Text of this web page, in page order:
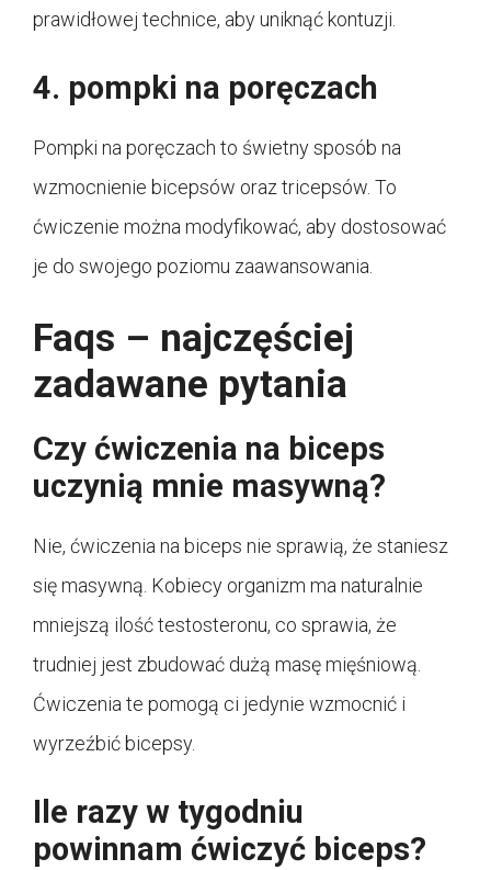
prawidłowej technice, aby uniknąć kontuzji.
4. pompki na poręczach
Pompki na poręczach to świetny sposób na
wzmocnienie bicepsów oraz tricepsów. To
ćwiczenie można modyfikować, aby dostosować
je do swojego poziomu zaawansowania.
Faqs – najczęściej
zadawane pytania
Czy ćwiczenia na biceps
uczynią mnie masywną?
Nie, ćwiczenia na biceps nie sprawią, że staniesz
się masywną. Kobiecy organizm ma naturalnie
mniejszą ilość testosteronu, co sprawia, że
trudniej jest zbudować dużą masę mięśniową.
Ćwiczenia te pomogą ci jedynie wzmocnić i
wyrzeźbić bicepsy.
Ile razy w tygodniu
powinnam ćwiczyć biceps?